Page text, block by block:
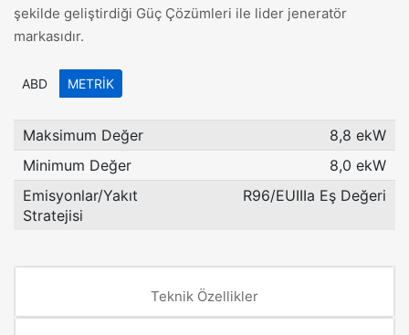
şekilde geliştirdiği Güç Çözümleri ile lider jeneratör
markasıdır.
ABD METRIK
Maksimum Değer
8,8 ekW
Minimum Değer
8,0 ekW
Emisyonlar/Yakıt
Stratejisi
R96/EUIIIa Eş Değeri
Teknik Özellikler